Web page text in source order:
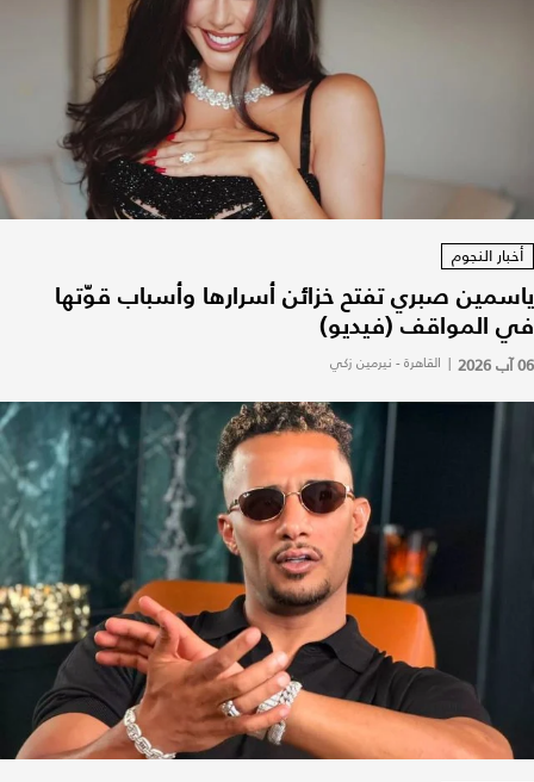
أخبار النجوم
ياسمين صبري تفتح خزائن أسرارها وأسباب قوّتها
في المواقف (فيديو)
06 آب 2026 | القاهرة - نيرمين زكي